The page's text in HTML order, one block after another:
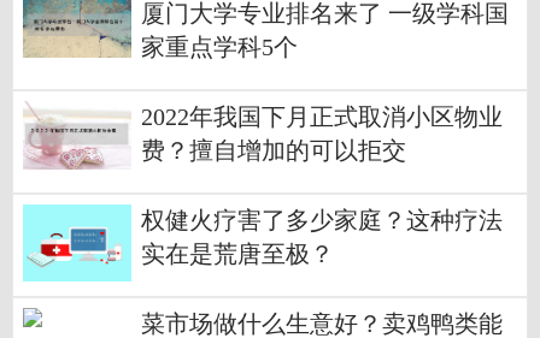
厦门大学专业排名来了 一级学科国
家重点学科5个
2022年我国下月正式取消小区物业
费？擅自增加的可以拒交
权健火疗害了多少家庭？这种疗法
实在是荒唐至极？
菜市场做什么生意好？卖鸡鸭类能